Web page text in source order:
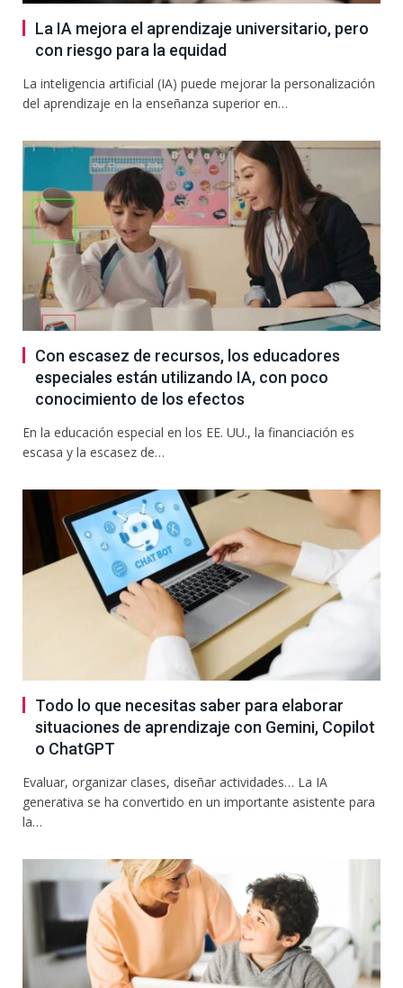
La IA mejora el aprendizaje universitario, pero
con riesgo para la equidad
La inteligencia artificial (IA) puede mejorar la personalización
del aprendizaje en la enseñanza superior en…
Con escasez de recursos, los educadores
especiales están utilizando IA, con poco
conocimiento de los efectos
En la educación especial en los EE. UU., la financiación es
escasa y la escasez de…
Todo lo que necesitas saber para elaborar
situaciones de aprendizaje con Gemini, Copilot
o ChatGPT
Evaluar, organizar clases, diseñar actividades… La IA
generativa se ha convertido en un importante asistente para
la…